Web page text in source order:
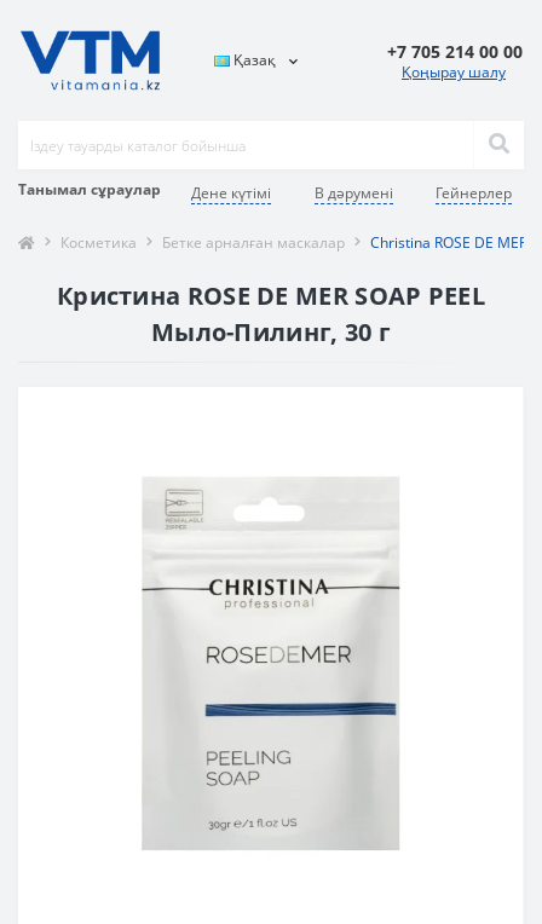
Танымал сұраулар Дене күтімі В дәрумені Гейнерлер
Қазақ +7 705 214 00 00
Қоңырау шалу
Косметика Бетке арналған маскалар Christina ROSE DE MER
Кристина ROSE DE MER SOAP PEEL
Мыло-Пилинг, 30 г